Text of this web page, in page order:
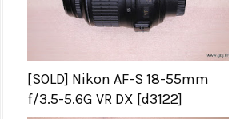
[SOLD] Nikon AF-S 18-55mm
f/3.5-5.6G VR DX [d3122]